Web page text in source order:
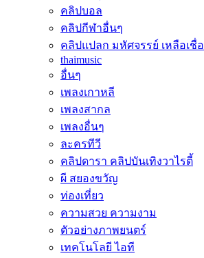
คลิปบอล
คลิปกีฬาอื่นๆ
คลิปแปลก มหัศจรรย์ เหลือเชื่อ
thaimusic
อื่นๆ
เพลงเกาหลี
เพลงสากล
เพลงอื่นๆ
ละครทีวี
คลิปดารา คลิปบันเทิงวาไรตี้
ผี สยองขวัญ
ท่องเที่ยว
ความสวย ความงาม
ตัวอย่างภาพยนตร์
เทคโนโลยี ไอที